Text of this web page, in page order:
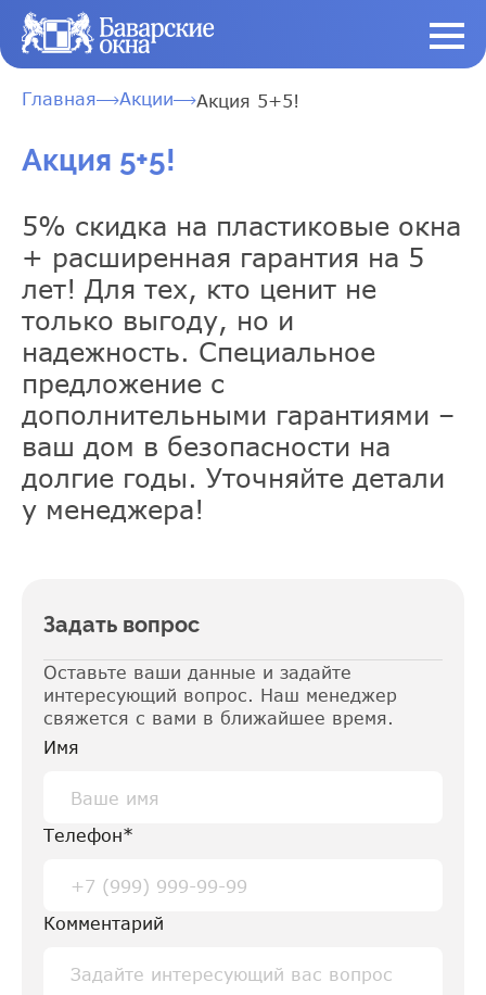
Главная Акции Акция 5+5!
Акция 5+5!
5% скидка на пластиковые окна
+ расширенная гарантия на 5
лет! Для тех, кто ценит не
только выгоду, но и
надежность. Специальное
предложение с
дополнительными гарантиями –
ваш дом в безопасности на
долгие годы. Уточняйте детали
у менеджера!
Задать вопрос
Оставьте ваши данные и задайте
интересующий вопрос. Наш менеджер
свяжется с вами в ближайшее время.
Имя
Телефон*
Комментарий